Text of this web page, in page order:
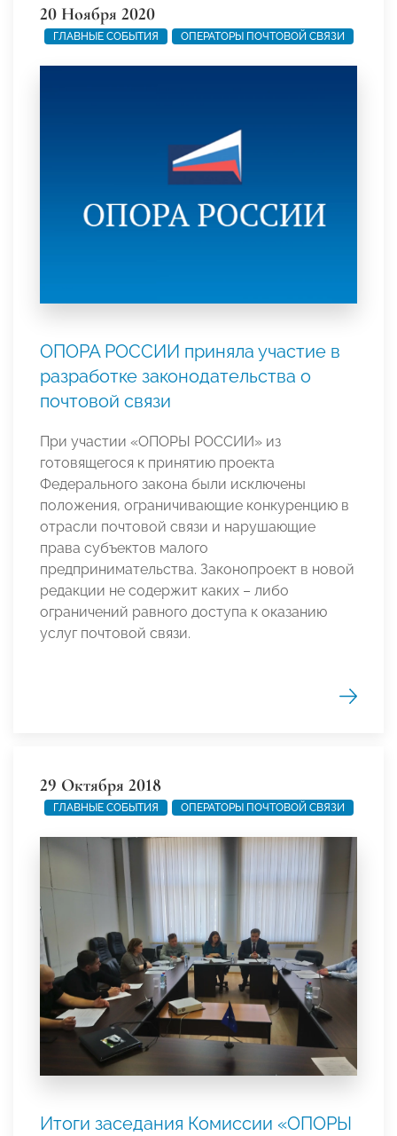
20 Ноября 2020
ГЛАВНЫЕ СОБЫТИЯ ОПЕРАТОРЫ ПОЧТОВОЙ СВЯЗИ
ОПОРА РОССИИ приняла участие в
разработке законодательства о
почтовой связи
При участии «ОПОРЫ РОССИИ» из
готовящегося к принятию проекта
Федерального закона были исключены
положения, ограничивающие конкуренцию в
отрасли почтовой связи и нарушающие
права субъектов малого
предпринимательства. Законопроект в новой
редакции не содержит каких – либо
ограничений равного доступа к оказанию
услуг почтовой связи.
29 Октября 2018
ГЛАВНЫЕ СОБЫТИЯ ОПЕРАТОРЫ ПОЧТОВОЙ СВЯЗИ
Итоги заседания Комиссии «ОПОРЫ